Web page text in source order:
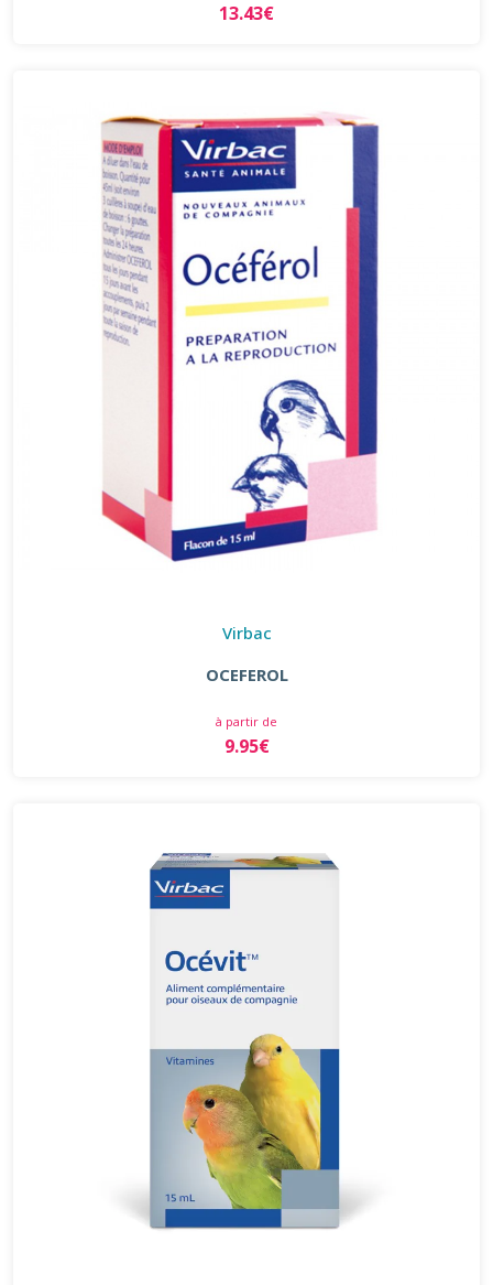
13.43€
Virbac
OCEFEROL
à partir de
9.95€